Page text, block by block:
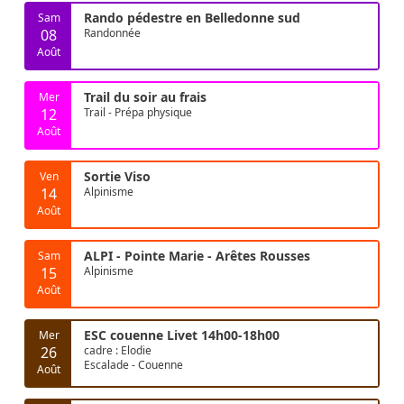
Sam
08
Août
Rando pédestre en Belledonne sud
Randonnée
Mer
12
Août
Trail du soir au frais
Trail - Prépa physique
Ven
14
Août
Sortie Viso
Alpinisme
Sam
15
Août
ALPI - Pointe Marie - Arêtes Rousses
Alpinisme
Mer
26
Août
ESC couenne Livet 14h00-18h00
cadre : Elodie
Escalade - Couenne